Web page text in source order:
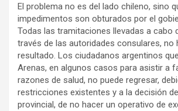
El problema no es del lado chileno, sino
impedimentos son obturados por el
Todas las tramitaciones llevadas a cabo
través de las autoridades consulares, no
resultado. Los ciudadanos argentinos
Arenas, en algunos casos para asistir a
razones de salud, no puede regresar,
restricciones existentes y a la decisión
provincial, de no hacer un operativo de